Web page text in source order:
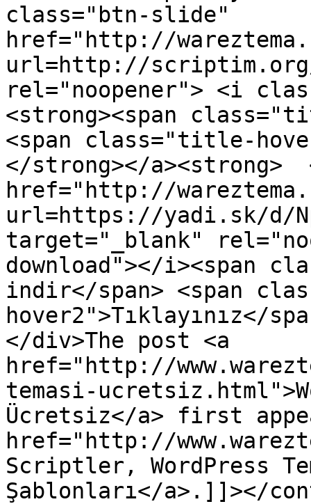
class="btn-slide"
href="http://
url=http://
rel="noopener"> <i
<strong><span
<span class="title-
</strong></a><strong>
href="http://
url=https://yadi.sk/d/
target="_blank"
download"></i><span
indir</span> <span
hover2">Tıklayınız</
</div>The post <a
href="http://
temasi-
Ücretsiz</a> first
href="http://
Scriptler, WordPress
Şablonları</a>.]]></